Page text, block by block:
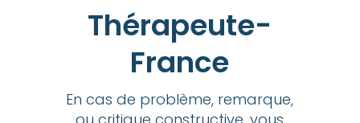
Thérapeute-
France
En cas de problème, remarque,